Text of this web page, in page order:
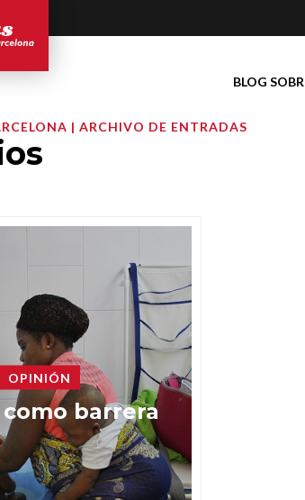
BLOG
| ARCHIVO DE ENTRADAS
OPINIÓN
barrera